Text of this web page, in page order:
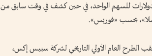
بالإضافة إلى 350 مليون خيار أسهم بسعر 8.40 دولارات للسهم الواحد، في حين كشف في وقت سابق من
دخل نادي التريليونيرات في 12 يونيو عقب الطرح العام الأولي التاريخي لشركة سبيس إكس،